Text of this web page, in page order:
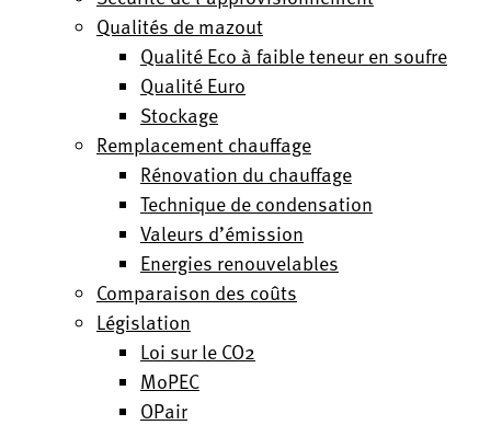
Qualités de mazout
Qualité Eco à faible teneur en soufre
Qualité Euro
Stockage
Remplacement chauffage
Rénovation du chauffage
Technique de condensation
Valeurs d’émission
Energies renouvelables
Comparaison des coûts
Législation
Loi sur le CO2
MoPEC
OPair